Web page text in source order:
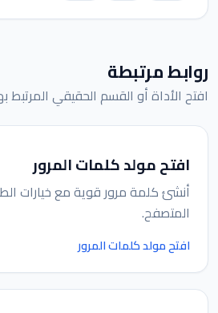
روابط مرتبطة
افتح الأداة أو القسم الحقيقي المرتبط
افتح مولد كلمات المرور
أنشئ كلمة مرور قوية مع خيارات
المتصفح.
افتح مولد كلمات المرور